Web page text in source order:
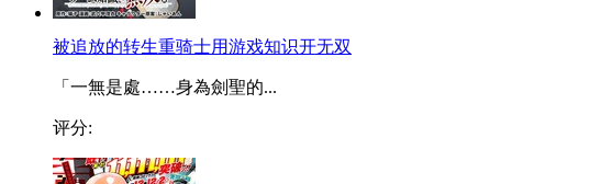
被追放的转生重骑士用游戏知识开无双
「一無是處……身為劍聖的...
评分: